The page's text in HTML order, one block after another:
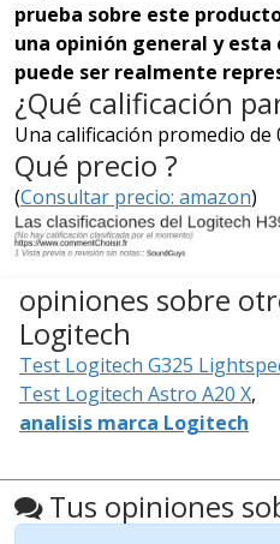
prueba sobre este
una opinión general y esta
puede ser realmente
¿Qué calificación
Una calificación promedio de
Qué precio ?
(Consultar precio: amazon)
opiniones sobre
Logitech
Test Logitech G325
Test Logitech Astro A20 X,
analisis marca Logitech
Tus opiniones